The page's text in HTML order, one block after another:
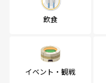
飲食
イベント・観戦